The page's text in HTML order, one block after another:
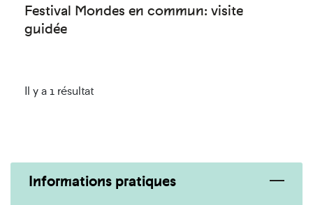
Festival Mondes en commun: visite
guidée
Il y a 1 résultat
Informations pratiques